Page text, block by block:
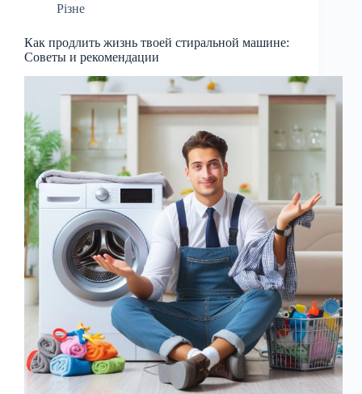
Різне
Как продлить жизнь твоей стиральной машине:
Советы и рекомендации